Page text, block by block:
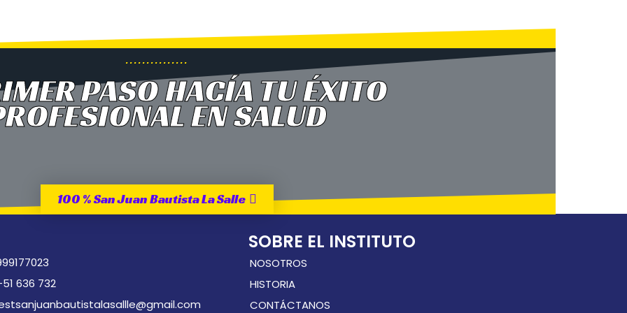
...............
PASO HACÍA TU ÉXITO
EN SALUD
100 % San Juan Bautista La Salle
636 732
SOBRE EL INSTITUTO
NOSOTROS
HISTORIA
CONTÁCTANOS